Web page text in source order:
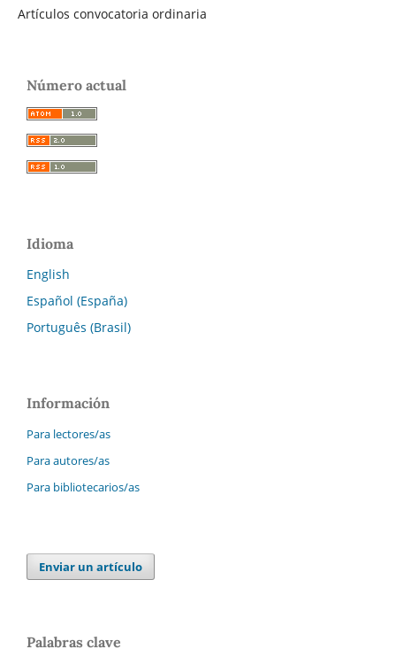
Artículos convocatoria ordinaria
Número actual
Idioma
English
Español (España)
Português (Brasil)
Información
Para lectores/as
Para autores/as
Para bibliotecarios/as
Enviar un artículo
Palabras clave